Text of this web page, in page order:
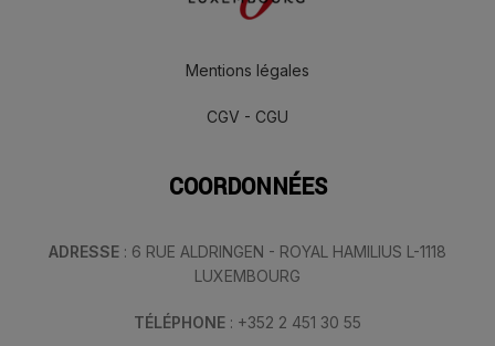
Mentions légales
CGV - CGU
COORDONNÉES
ADRESSE : 6 RUE ALDRINGEN - ROYAL HAMILIUS L-1118
LUXEMBOURG
TÉLÉPHONE : +352 2 451 30 55